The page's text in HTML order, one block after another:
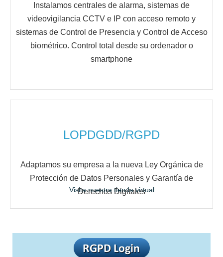
Instalamos centrales de alarma, sistemas de
videovigilancia CCTV e IP con acceso remoto y
sistemas de Control de Presencia y Control de Acceso
biométrico. Control total desde su ordenador o
smartphone
LOPDGDD/RGPD
Adaptamos su empresa a la nueva Ley Orgánica de
Protección de Datos Personales y Garantía de
Derechos Digitales
Visita nuestra tienda virtual